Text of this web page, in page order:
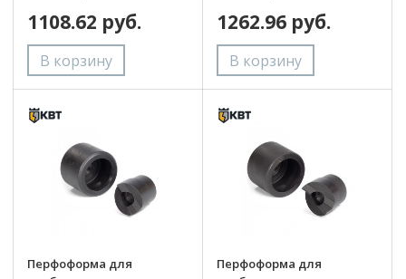
1108.62 руб. 1262.96 руб.
Перфоформа для
Перфоформа для